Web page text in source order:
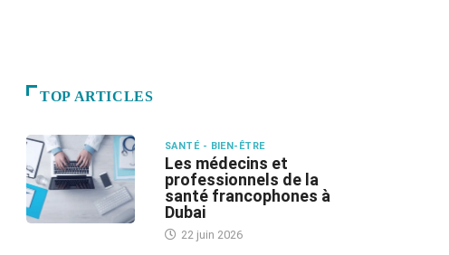
TOP ARTICLES
SANTÉ - BIEN-ÊTRE
Les médecins et
professionnels de la
santé francophones à
Dubai
22 juin 2026